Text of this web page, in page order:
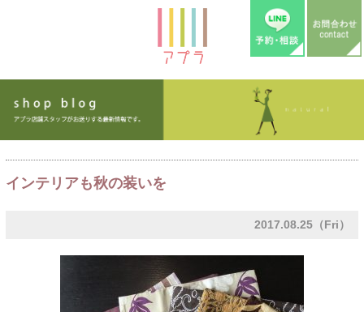
インテリアも秋の装いを
2017.08.25（Fri）